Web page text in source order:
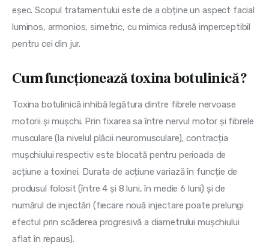
eșec. Scopul tratamentului este de a obține un aspect facial
luminos, armonios, simetric, cu mimica redusă imperceptibil
pentru cei din jur.
Cum funcționează toxina botulinică?
Toxina botulinică inhibă legătura dintre fibrele nervoase
motorii și mușchi. Prin fixarea sa între nervul motor și fibrele
musculare (la nivelul plăcii neuromusculare), contracția
mușchiului respectiv este blocată pentru perioada de
acțiune a toxinei. Durata de acțiune variază în funcție de
produsul folosit (între 4 și 8 luni, în medie 6 luni) și de
numărul de injectări (fiecare nouă injectare poate prelungi
efectul prin scăderea progresivă a diametrului mușchiului
aflat în repaus).